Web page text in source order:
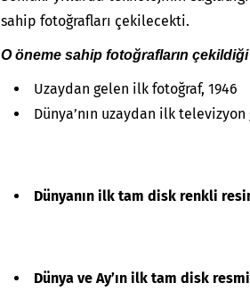
sahip fotoğrafları çekilecekti.
O öneme sahip fotoğrafların
Uzaydan gelen ilk fotoğraf, 1946
Dünya’nın uzaydan ilk
Dünyanın ilk tam disk renkli
Dünya ve Ay’ın ilk tam disk